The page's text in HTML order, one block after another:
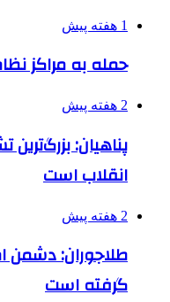
1 هفته پیش
حمله به مراکز
2 هفته پیش
پناهیان:
انقلاب است
2 هفته پیش
طلاجوران: دشمن
گرفته است